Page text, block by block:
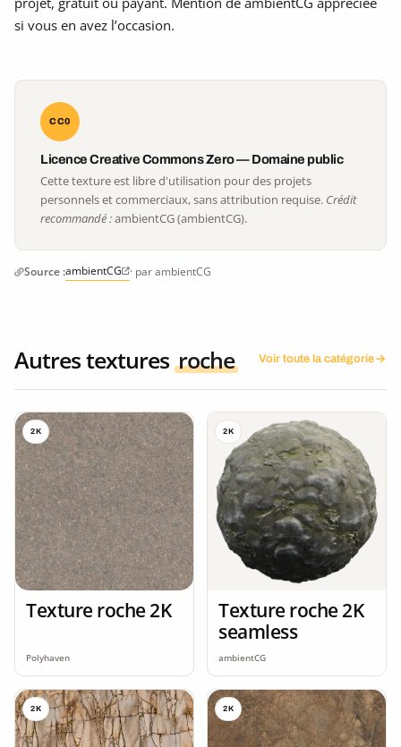
si vous en avez l’occasion.
CC0
Licence Creative Commons Zero — Domaine public
Cette texture est libre d'utilisation pour des projets
personnels et commerciaux, sans attribution requise. Crédit
recommandé :ambientCG (ambientCG).
Source :ambientCG · par ambientCG
Autres textures roche Voir toute la catégorie
2K
Texture roche 2K
Polyhaven
2K
Texture roche 2K
seamless
ambientCG
2K 2K